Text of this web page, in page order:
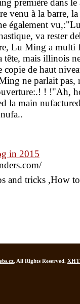
première dans
venu à la barre,
également
va rester
Lu Ming a multi
tête, mais illinois
de haut
ne parlait pas,
! !"Ah,
la main
in 2015
and tricks ,How
, All Rights Reserved.